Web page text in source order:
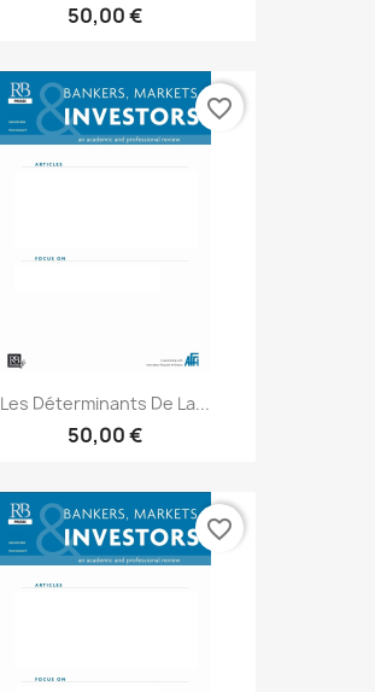
50,00 €
Les Déterminants De La...
50,00 €
favorite_border
favorite_border